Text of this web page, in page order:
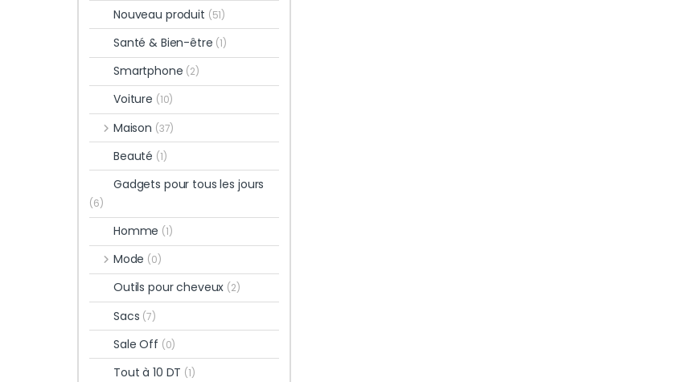
Nouveau produit (51)
Santé & Bien-être (1)
Smartphone (2)
Voiture (10)
Maison (37)
Beauté (1)
Gadgets pour tous les jours
(6)
Homme (1)
Mode (0)
Outils pour cheveux (2)
Sacs (7)
Sale Off (0)
Tout à 10 DT (1)